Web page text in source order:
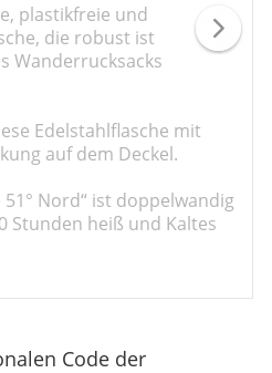
plastikfreie und
die robust ist
Wanderrucksacks
Edelstahlflasche mit
auf dem Deckel.
51° Nord“ ist doppelwandig
Stunden heiß und Kaltes
Code der